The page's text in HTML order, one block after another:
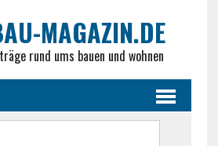
MAGAZIN.DE
rund ums bauen und wohnen